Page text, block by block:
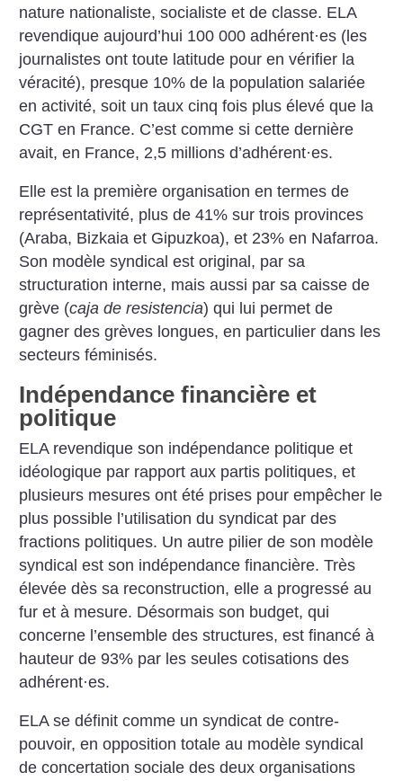
nature nationaliste, socialiste et de classe. ELA
revendique aujourd’hui 100 000 adhérent·es (les
journalistes ont toute latitude pour en vérifier la
véracité), presque 10% de la population salariée
en activité, soit un taux cinq fois plus élevé que la
CGT en France. C’est comme si cette dernière
avait, en France, 2,5 millions d’adhérent·es.
Elle est la première organisation en termes de
représentativité, plus de 41% sur trois provinces
(Araba, Bizkaia et Gipuzkoa), et 23% en Nafarroa.
Son modèle syndical est original, par sa
structuration interne, mais aussi par sa caisse de
grève (caja de resistencia) qui lui permet de
gagner des grèves longues, en particulier dans les
secteurs féminisés.
Indépendance financière et
politique
ELA revendique son indépendance politique et
idéologique par rapport aux partis politiques, et
plusieurs mesures ont été prises pour empêcher le
plus possible l’utilisation du syndicat par des
fractions politiques. Un autre pilier de son modèle
syndical est son indépendance financière. Très
élevée dès sa reconstruction, elle a progressé au
fur et à mesure. Désormais son budget, qui
concerne l’ensemble des structures, est financé à
hauteur de 93% par les seules cotisations des
adhérent·es.
ELA se définit comme un syndicat de contre-
pouvoir, en opposition totale au modèle syndical
de concertation sociale des deux organisations